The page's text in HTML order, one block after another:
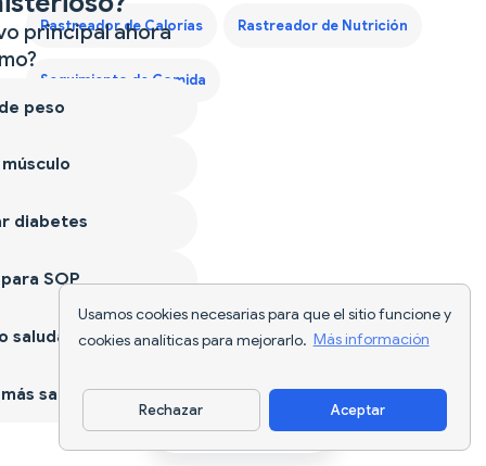
Usamos cookies necesarias para que el sitio funcione y
cookies analíticas para mejorarlo. Más información
Rechazar Aceptar
Rastreador de Calorías Rastreador de Nutrición
Seguimiento de Comida
Descargar app
principal ahora
peso
diabetes
SOP
saludable
sano